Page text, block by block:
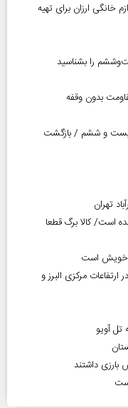
لوازم خانگی ارزان برای تهیه
بدون وقفه
به دروازه بیست و ششم / بازگشت
تهران
است/ کالا برگ قطعا
خویش است
مرکزی البرز و
تل آویو
داشتند